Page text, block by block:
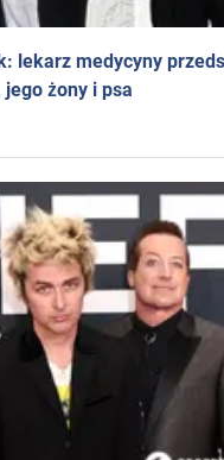
lekarz medycyny
żony i psa